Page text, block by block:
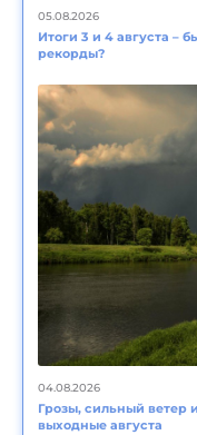
05.08.2026
Итоги 3 и 4 августа –
рекорды?
04.08.2026
Грозы, сильный ветер
выходные августа